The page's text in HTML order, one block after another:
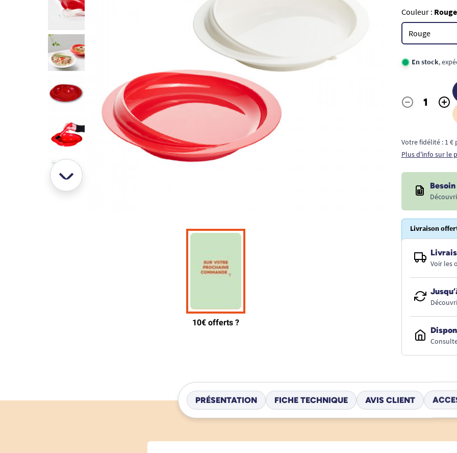
Couleur : Rouge
En stock,
Quantité
- +
Votre fidélité : 1 €
Plus d'info sur le
Livraison
Voir les
PRÉSENTATION FICHE TECHNIQUE AVIS CLIENT